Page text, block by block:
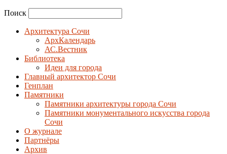
Поиск
Архитектура Сочи
АрхКалендарь
АС.Вестник
Библиотека
Идеи для города
Главный архитектор Сочи
Генплан
Памятники
Памятники архитектуры города Сочи
Памятники монументального искусства города
Сочи
О журнале
Партнёры
Архив